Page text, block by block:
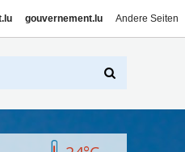
gouvernement.lu Andere Seiten